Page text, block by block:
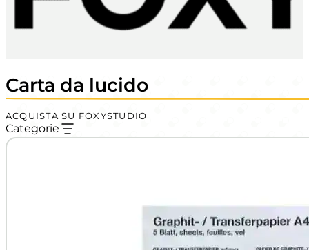
Carta da lucido
ACQUISTA SU FOXYSTUDIO
Categorie